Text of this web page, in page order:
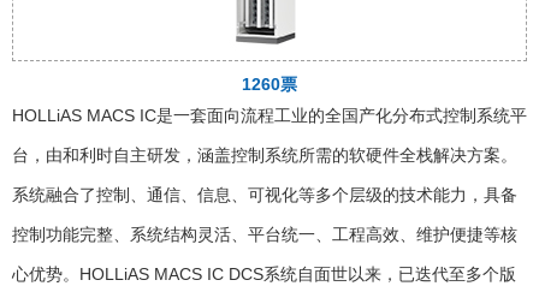
1260票
HOLLiAS MACS IC是一套面向流程工业的全国产化分布式控制系统平
台，由和利时自主研发，涵盖控制系统所需的软硬件全栈解决方案。
系统融合了控制、通信、信息、可视化等多个层级的技术能力，具备
控制功能完整、系统结构灵活、平台统一、工程高效、维护便捷等核
心优势。HOLLiAS MACS IC DCS系统自面世以来，已迭代至多个版